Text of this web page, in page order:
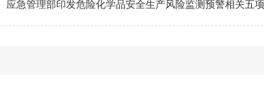
应急管理部印发危险化学品安全生产风险监测预警相关五